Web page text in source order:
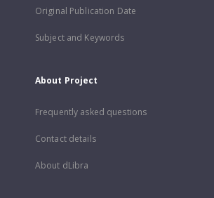
Original Publication Date
Subject and Keywords
About Project
Frequently asked questions
Contact details
About dLibra